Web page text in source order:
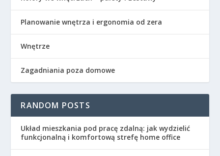
Planowanie wnętrza i ergonomia od zera
Wnętrze
Zagadniania poza domowe
RANDOM POSTS
Układ mieszkania pod pracę zdalną: jak wydzielić
funkcjonalną i komfortową strefę home office